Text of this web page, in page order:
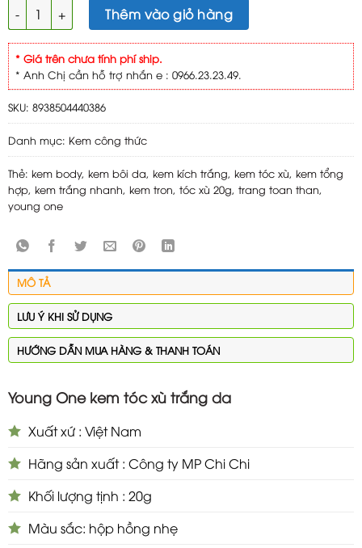
Young One kem tóc xù 20g số lượng
Thêm vào giỏ hàng
* Giá trên chưa tính phí ship.
* Anh Chị cần hỗ trợ nhắn e : 0966.23.23.49.
SKU: 8938504440386
Danh mục: Kem công thức
Thẻ: kem body, kem bôi da, kem kích trắng, kem tóc xù, kem tổng
hợp, kem trắng nhanh, kem tron, tóc xù 20g, trang toan than,
young one
MÔ TẢ
LƯU Ý KHI SỬ DỤNG
HƯỚNG DẪN MUA HÀNG & THANH TOÁN
Young One kem tóc xù trắng da
Xuất xứ : Việt Nam
Hãng sản xuất : Công ty MP Chi Chi
Khối lượng tịnh : 20g
Màu sắc: hộp hồng nhẹ